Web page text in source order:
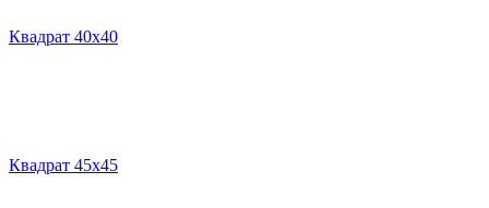
Квадрат 40х40
Квадрат 45х45